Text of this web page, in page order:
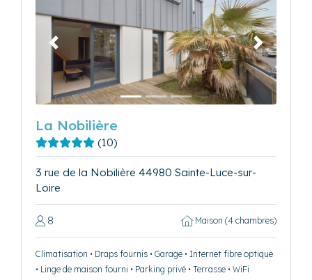
Précédent Suivant
La Nobilière
(10)
3 rue de la Nobilière 44980 Sainte-Luce-sur-
Loire
8 Maison (4 chambres)
Climatisation • Draps fournis • Garage • Internet fibre optique
• Linge de maison fourni • Parking privé • Terrasse • WiFi